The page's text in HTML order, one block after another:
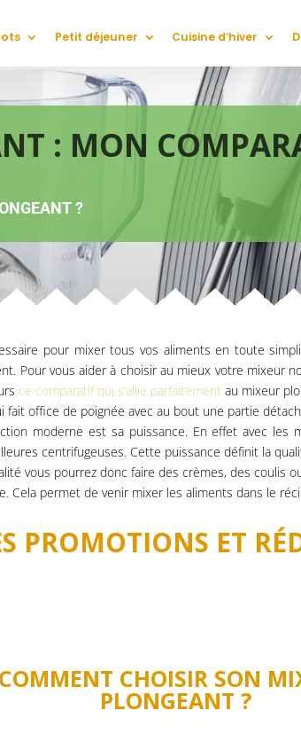
Petit déjeuner Cuisine d’hiver
: MON
?
pour mixer tous vos aliments en toute
Pour vous aider à choisir au mieux votre mixeur
ce comparatif qui s’allie parfaitement au mixeur
office de poignée avec au bout une partie
moderne est sa puissance. En effet avec
centrifugeuses. Cette puissance définit la
vous pourrez donc faire des crèmes, des
Cela permet de venir mixer les aliments dans le
PROMOTIONS ET
COMMENT CHOISIR SON
PLONGEANT ?